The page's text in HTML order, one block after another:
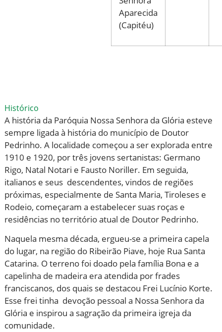
Aparecida
(Capitéu)
Histórico
A história da Paróquia Nossa Senhora da Glória esteve
sempre ligada à história do município de Doutor
Pedrinho. A localidade começou a ser explorada entre
1910 e 1920, por três jovens sertanistas: Germano
Rigo, Natal Notari e Fausto Noriller. Em seguida,
italianos e seus descendentes, vindos de regiões
próximas, especialmente de Santa Maria, Tiroleses e
Rodeio, começaram a estabelecer suas roças e
residências no território atual de Doutor Pedrinho.
Naquela mesma década, ergueu-se a primeira capela
do lugar, na região do Ribeirão Piave, hoje Rua Santa
Catarina. O terreno foi doado pela família Bona e a
capelinha de madeira era atendida por frades
franciscanos, dos quais se destacou Frei Lucínio Korte.
Esse frei tinha devoção pessoal a Nossa Senhora da
Glória e inspirou a sagração da primeira igreja da
comunidade.